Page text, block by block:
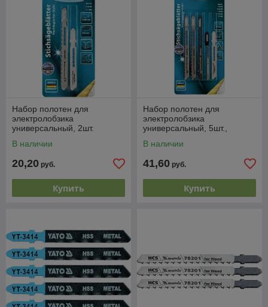
Набор полотен для
электролобзика
универсальный, 2шт.
В наличии
20,20 руб.
Купить
Набор полотен для
электролобзика
универсальный, 5шт.,
В наличии
41,60 руб.
Купить